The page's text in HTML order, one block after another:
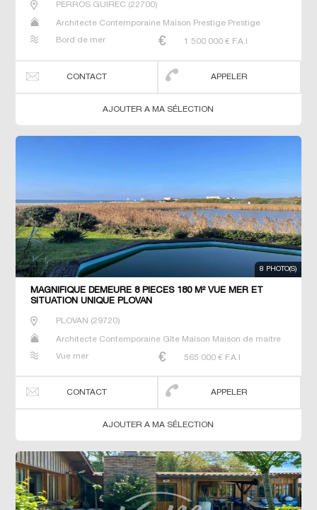
PERROS GUIREC(22700)
Architecte Contemporaine Maison Prestige Prestige
Bord de mer
1 500 000 € F.A.I
CONTACT APPELER
AJOUTER A MA SÉLECTION
8 PHOTO(S)
MAGNIFIQUE DEMEURE 8 PIECES 180 M² VUE MER ET
SITUATION UNIQUE PLOVAN
PLOVAN (29720)
Architecte Contemporaine Gîte Maison Maison de maitre
Vue mer
565 000 € F.A.I
CONTACT APPELER
AJOUTER A MA SÉLECTION